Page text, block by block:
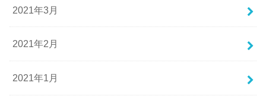
2021年3月
2021年2月
2021年1月